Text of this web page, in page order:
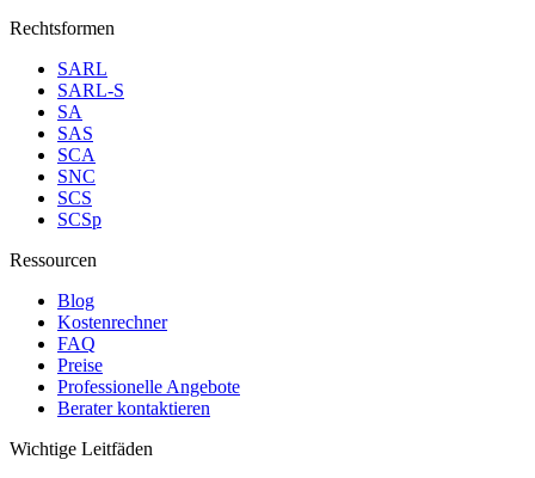
Rechtsformen
SARL
SARL-S
SA
SAS
SCA
SNC
SCS
SCSp
Ressourcen
Blog
Kostenrechner
FAQ
Preise
Professionelle Angebote
Berater kontaktieren
Wichtige Leitfäden